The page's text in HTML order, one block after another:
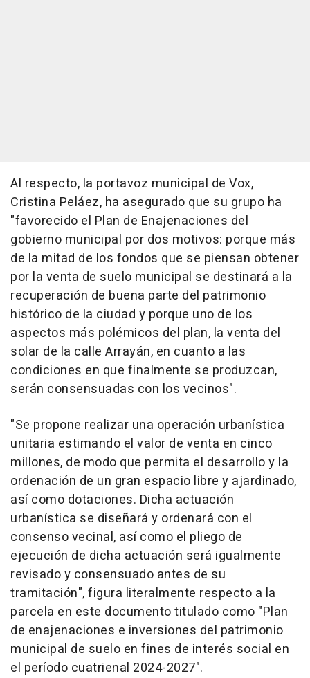
Al respecto, la portavoz municipal de Vox,
Cristina Peláez, ha asegurado que su grupo ha
"favorecido el Plan de Enajenaciones del
gobierno municipal por dos motivos: porque más
de la mitad de los fondos que se piensan obtener
por la venta de suelo municipal se destinará a la
recuperación de buena parte del patrimonio
histórico de la ciudad y porque uno de los
aspectos más polémicos del plan, la venta del
solar de la calle Arrayán, en cuanto a las
condiciones en que finalmente se produzcan,
serán consensuadas con los vecinos".
"Se propone realizar una operación urbanística
unitaria estimando el valor de venta en cinco
millones, de modo que permita el desarrollo y la
ordenación de un gran espacio libre y ajardinado,
así como dotaciones. Dicha actuación
urbanística se diseñará y ordenará con el
consenso vecinal, así como el pliego de
ejecución de dicha actuación será igualmente
revisado y consensuado antes de su
tramitación", figura literalmente respecto a la
parcela en este documento titulado como "Plan
de enajenaciones e inversiones del patrimonio
municipal de suelo en fines de interés social en
el período cuatrienal 2024-2027".